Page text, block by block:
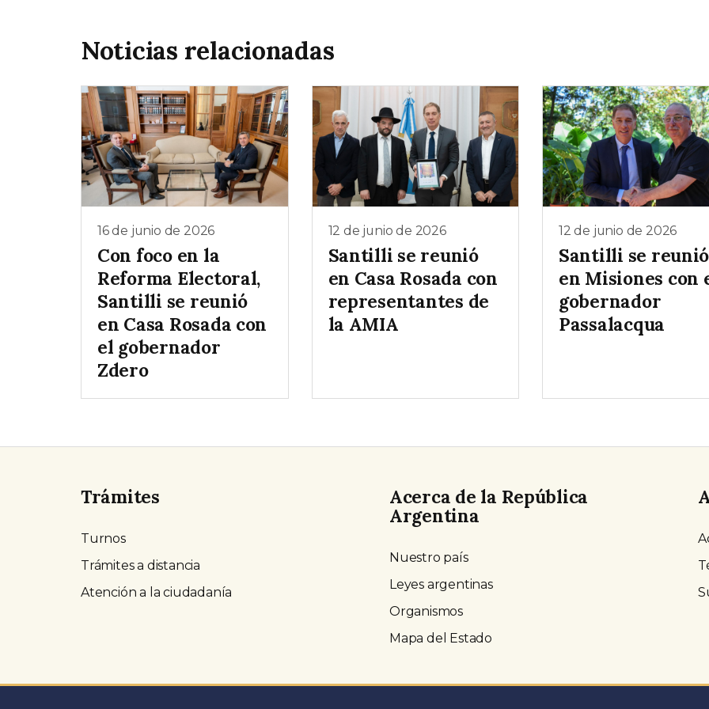
Noticias relacionadas
16 de junio de 2026
Con foco en la
Reforma Electoral,
Santilli se reunió
en Casa Rosada con
el gobernador
Zdero
12 de junio de 2026
Santilli se reunió
en Casa Rosada con
representantes de
la AMIA
12 de junio de 2026
Santilli se reunió
en Misiones con
gobernador
Passalacqua
Trámites
Turnos
Trámites a distancia
Atención a la ciudadanía
Acerca de la República
Argentina
Nuestro país
Leyes argentinas
Organismos
Mapa del Estado